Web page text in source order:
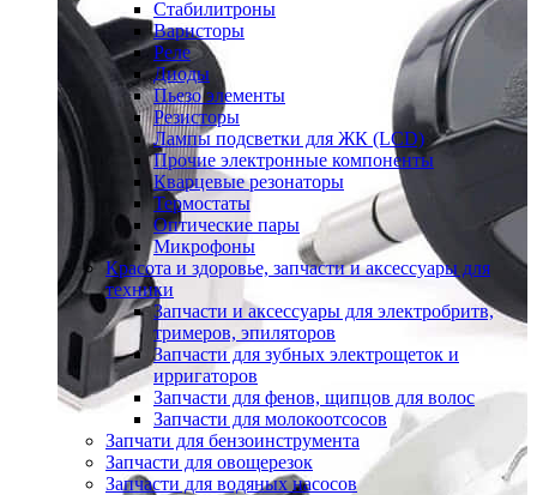
Стабилитроны
Варисторы
Реле
Диоды
Пьезо элементы
Резисторы
Лампы подсветки для ЖК (LCD)
Прочие электронные компоненты
Кварцевые резонаторы
Термостаты
Оптические пары
Микрофоны
Красота и здоровье, запчасти и аксессуары для
техники
Запчасти и аксессуары для электробритв,
тримеров, эпиляторов
Запчасти для зубных электрощеток и
ирригаторов
Запчасти для фенов, щипцов для волос
Запчасти для молокоотсосов
Запчати для бензоинструмента
Запчасти для овощерезок
Запчасти для водяных насосов